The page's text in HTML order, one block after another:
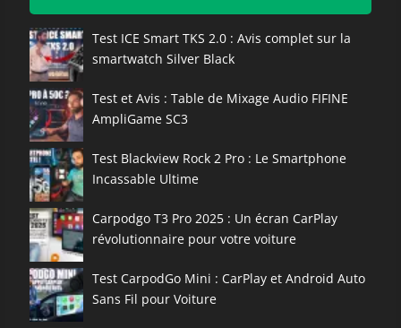
Test ICE Smart TKS 2.0 : Avis complet sur la
smartwatch Silver Black
Test et Avis : Table de Mixage Audio FIFINE
AmpliGame SC3
Test Blackview Rock 2 Pro : Le Smartphone
Incassable Ultime
Carpodgo T3 Pro 2025 : Un écran CarPlay
révolutionnaire pour votre voiture
Test CarpodGo Mini : CarPlay et Android Auto
Sans Fil pour Voiture